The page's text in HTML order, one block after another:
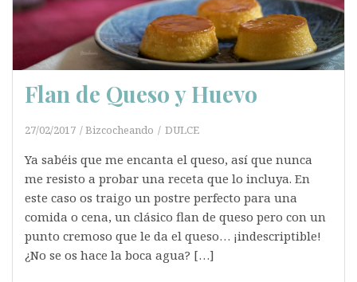
Flan de Queso y Huevo
27/02/2017 Bizcocheando DULCE
Ya sabéis que me encanta el queso, así que nunca
me resisto a probar una receta que lo incluya. En
este caso os traigo un postre perfecto para una
comida o cena, un clásico flan de queso pero con un
punto cremoso que le da el queso… ¡indescriptible!
¿No se os hace la boca agua? […]